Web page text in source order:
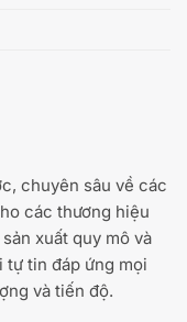
chuyên sâu về các
các thương hiệu
xuất quy mô và
tự tin đáp ứng mọi
và tiến độ.